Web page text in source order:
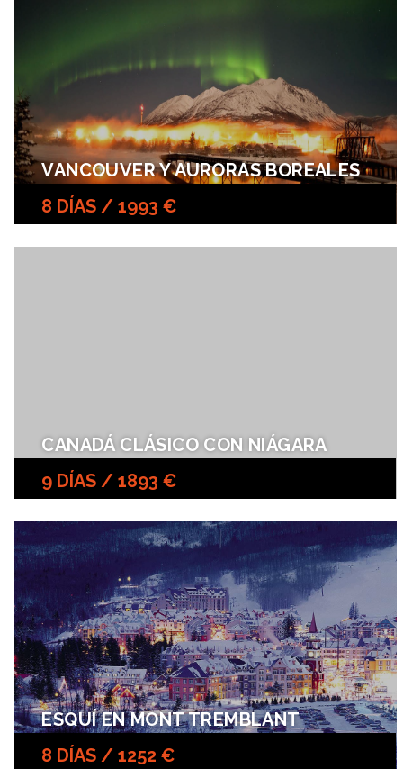
VANCOUVER Y AURORAS BOREALES
8 DÍAS / 1993 €
CANADÁ CLÁSICO CON NIÁGARA
9 DÍAS / 1893 €
ESQUÍ EN MONT TREMBLANT
8 DÍAS / 1252 €